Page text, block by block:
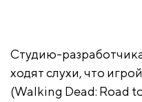
Студию-
ходят слухи, что
(Walking Dead: Road